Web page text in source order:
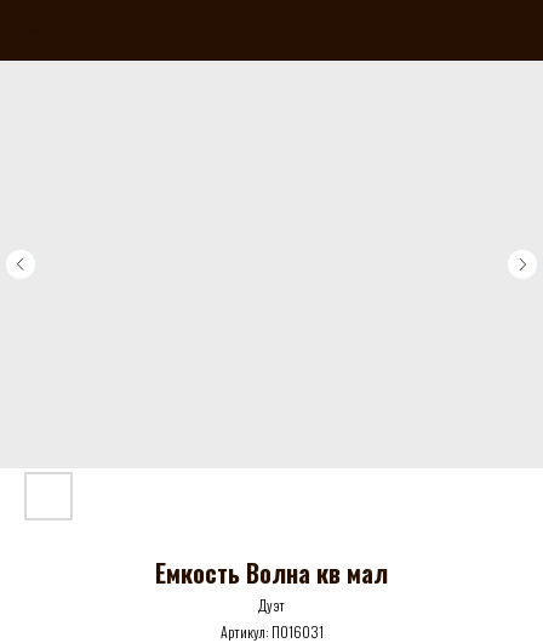
Емкость Волна кв мал
Дуэт
Артикул: П016031